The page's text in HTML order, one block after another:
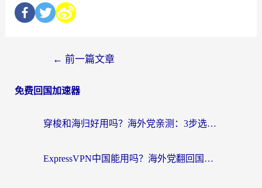
← 前一篇文章
免费回国加速器
穿梭和海归好用吗？海外党亲测：3步选对回国加速器，无缝刷国内剧玩手游
ExpressVPN中国能用吗？海外党翻回国内的加速器选择指南（附番茄加速器实测）